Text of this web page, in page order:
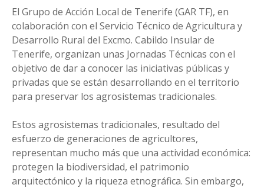
El Grupo de Acción Local de Tenerife (GAR TF), en
colaboración con el Servicio Técnico de Agricultura y
Desarrollo Rural del Excmo. Cabildo Insular de
Tenerife, organizan unas Jornadas Técnicas con el
objetivo de dar a conocer las iniciativas públicas y
privadas que se están desarrollando en el territorio
para preservar los agrosistemas tradicionales.
Estos agrosistemas tradicionales, resultado del
esfuerzo de generaciones de agricultores,
representan mucho más que una actividad económica:
protegen la biodiversidad, el patrimonio
arquitectónico y la riqueza etnográfica. Sin embargo,